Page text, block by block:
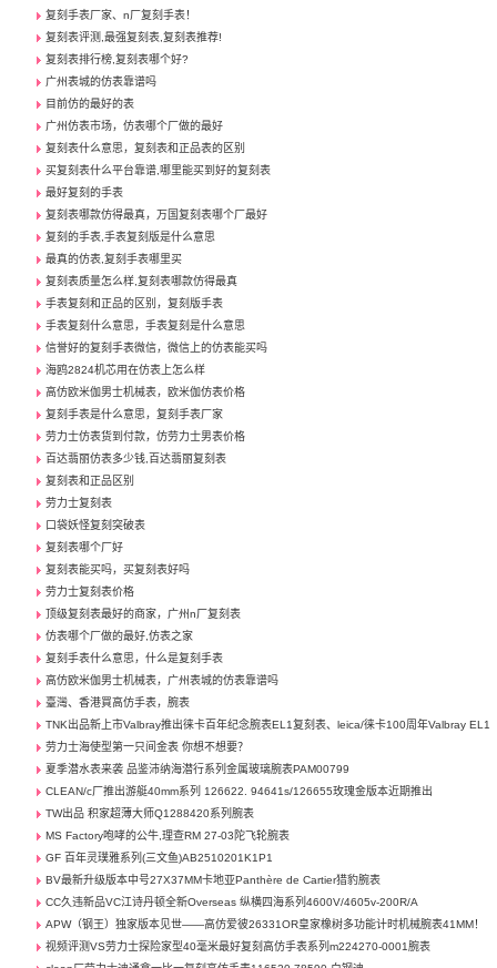
复刻手表厂家、n厂复刻手表！
复刻表评测,最强复刻表,复刻表推荐!
复刻表排行榜,复刻表哪个好?
广州表城的仿表靠谱吗
目前仿的最好的表
广州仿表市场，仿表哪个厂做的最好
复刻表什么意思，复刻表和正品表的区别
买复刻表什么平台靠谱,哪里能买到好的复刻表
最好复刻的手表
复刻表哪款仿得最真，万国复刻表哪个厂最好
复刻的手表,手表复刻版是什么意思
最真的仿表,复刻手表哪里买
复刻表质量怎么样,复刻表哪款仿得最真
手表复刻和正品的区别，复刻版手表
手表复刻什么意思，手表复刻是什么意思
信誉好的复刻手表微信，微信上的仿表能买吗
海鸥2824机芯用在仿表上怎么样
高仿欧米伽男士机械表，欧米伽仿表价格
复刻手表是什么意思，复刻手表厂家
劳力士仿表货到付款，仿劳力士男表价格
百达翡丽仿表多少钱,百达翡丽复刻表
复刻表和正品区别
劳力士复刻表
口袋妖怪复刻突破表
复刻表哪个厂好
复刻表能买吗，买复刻表好吗
劳力士复刻表价格
顶级复刻表最好的商家，广州n厂复刻表
仿表哪个厂做的最好,仿表之家
复刻手表什么意思，什么是复刻手表
高仿欧米伽男士机械表，广州表城的仿表靠谱吗
臺灣、香港買高仿手表，腕表
TNK出品新上市Valbray推出徕卡百年纪念腕表EL1复刻表、leica/徕卡100周年Valbray EL1
劳力士海使型第一只间金表 你想不想要？
夏季潜水表来袭 品鉴沛纳海潜行系列金属玻璃腕表PAM00799
CLEAN/c厂推出游艇40mm系列 126622. 94641s/126655玫瑰金版本近期推出
TW出品 积家超薄大师Q1288420系列腕表
MS Factory咆哮的公牛,理查RM 27-03陀飞轮腕表
GF 百年灵璞雅系列(三文鱼)AB2510201K1P1
BV最新升级版本中号27X37MM卡地亚Panthère de Cartier猎豹腕表
CC久违新品VC江诗丹顿全新Overseas 纵横四海系列4600V/4605v-200R/A
APW（钢王）独家版本见世——高仿爱彼26331OR皇家橡树多功能计时机械腕表41MM！
视频评测VS劳力士探险家型40毫米最好复刻高仿手表系列m224270-0001腕表